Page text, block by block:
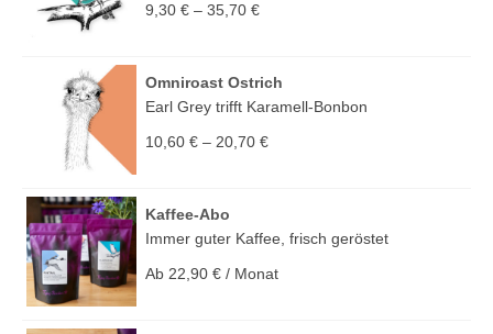
9,30 € – 35,70 €
Omniroast Ostrich
Earl Grey trifft Karamell-Bonbon
10,60 € – 20,70 €
Kaffee-Abo
Immer guter Kaffee, frisch geröstet
Ab 22,90 € / Monat